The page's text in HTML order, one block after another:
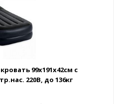
99х191х42см с
220В, до 136кг